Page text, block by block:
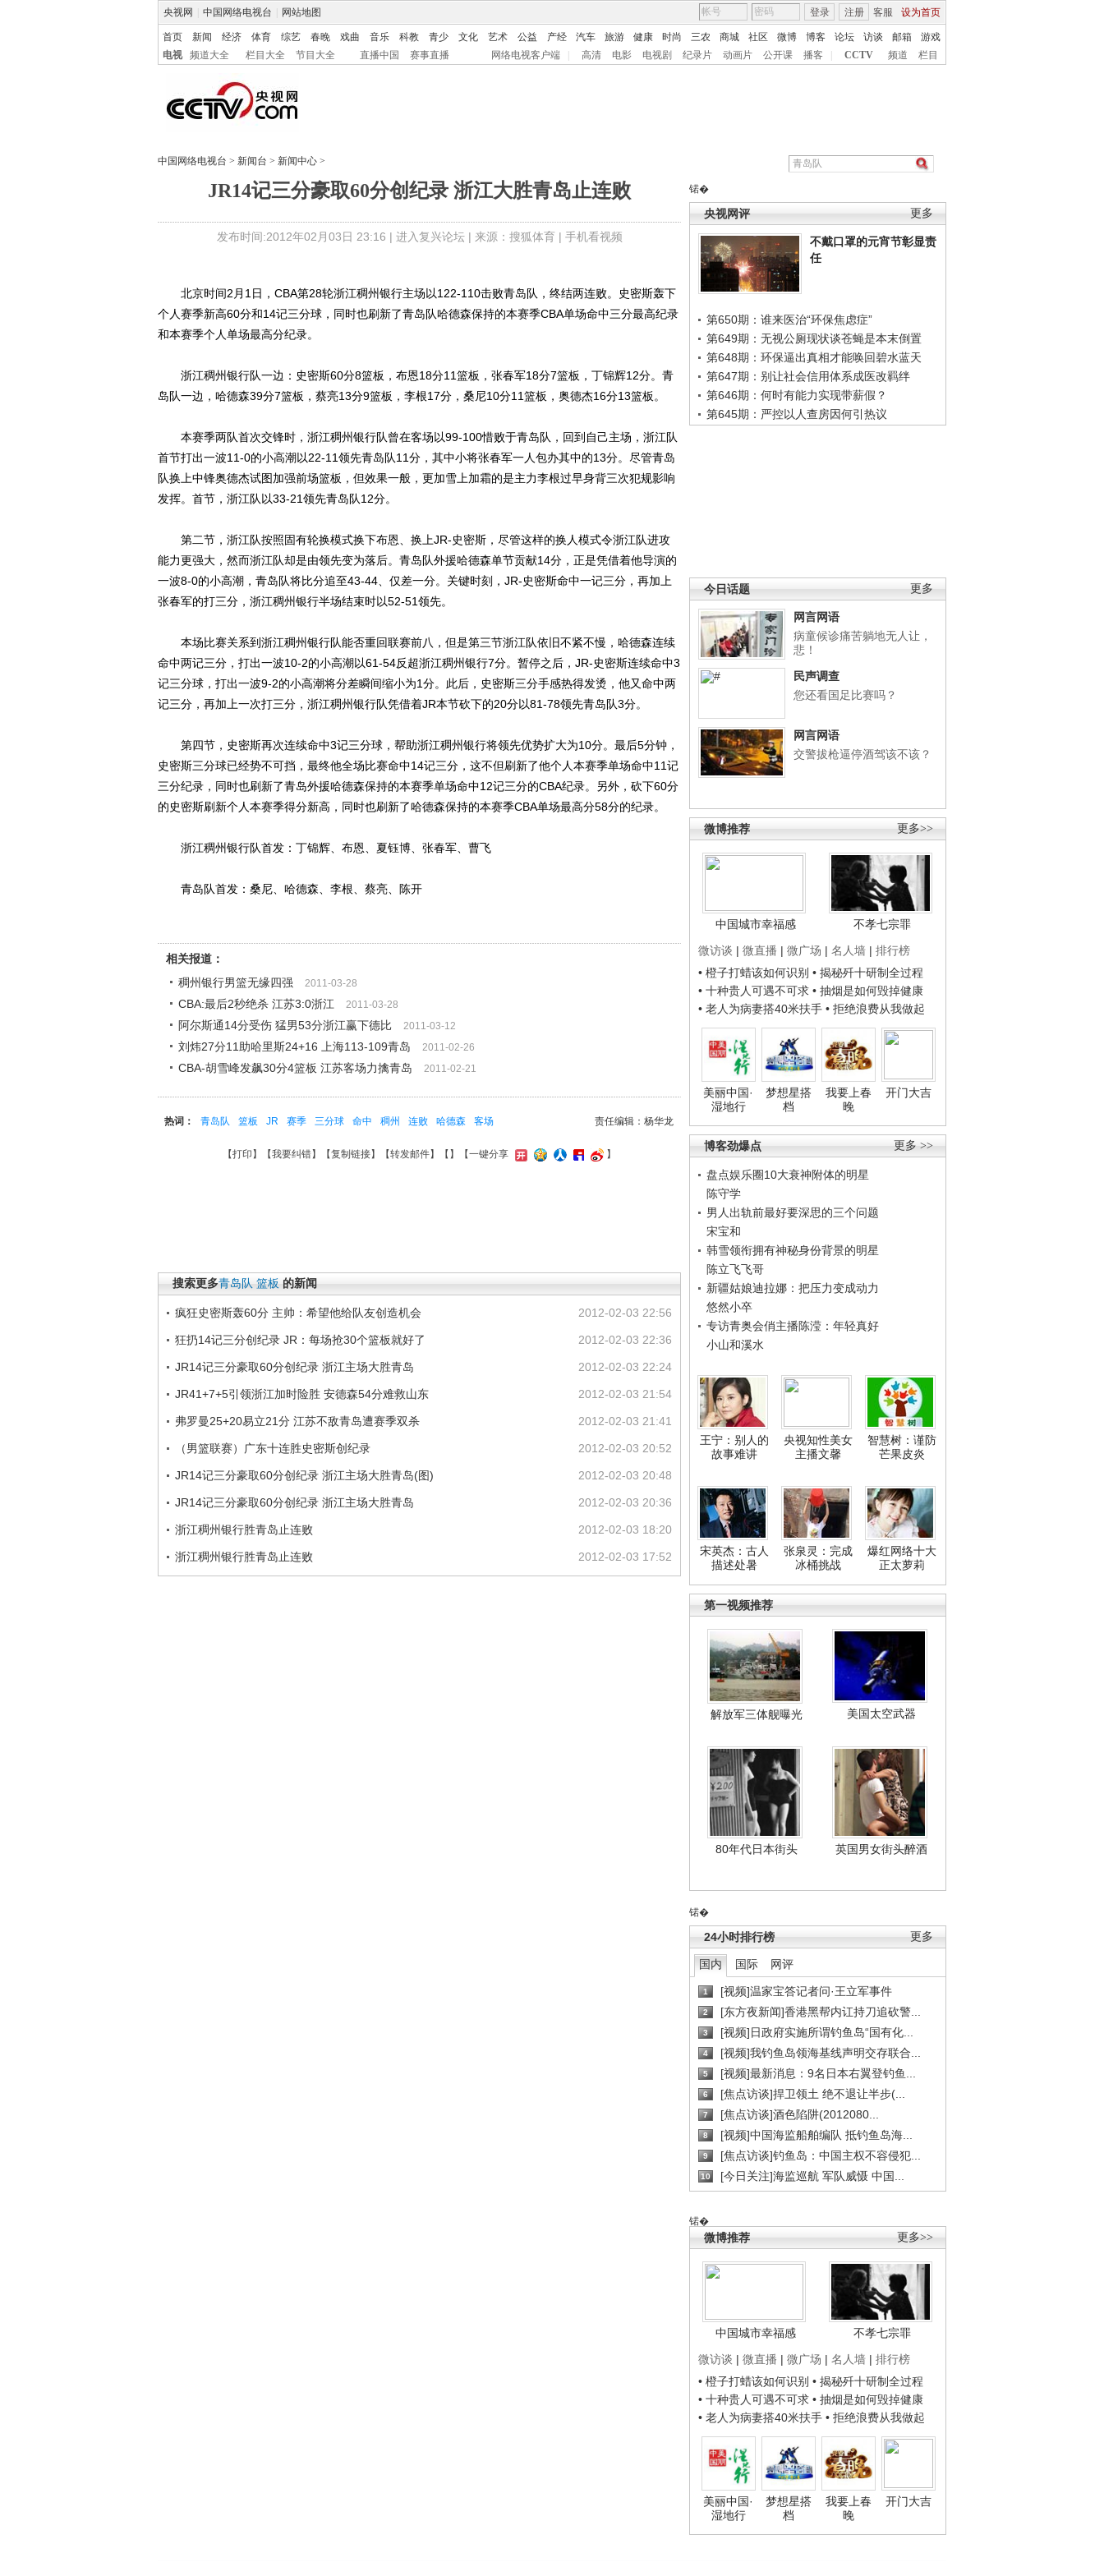
央视网 中国网络电视台 网站地图 客服 设为首页
登录 注册
首页 新闻 经济 体育 综艺 春晚 戏曲 音乐 科教 青少 文化 艺术 公益 产经 汽车 旅游 健康 时尚 三农 商城 社区 微博 博客 论坛 访谈 邮箱
游戏
电视
频道大全 栏目大全 节目大全 直播中国 赛事直播 网络电视客户端 高清 电影 电视剧 纪录片 动画片 公开课 播客 CCTV 频道 栏目
中国网络电视台 > 新闻台 > 新闻中心 >
JR14记三分豪取60分创纪录 浙江大胜青岛止连败
发布时间:2012年02月03日 23:16 | 进入复兴论坛| 来源：搜狐体育 | 手机看视频
锘�
更多
央视网评
不戴口罩的元宵节彰显责
任
第650期：谁来医治“环保焦虑症”
第649期：无视公厕现状谈苍蝇是本末倒置
第648期：环保逼出真相才能唤回碧水蓝天
第647期：别让社会信用体系成医改羁绊
第646期：何时有能力实现带薪假？
第645期：严控以人查房因何引热议
更多
今日话题
网言网语
病童候诊痛苦躺地无人让，
悲！
民声调查
您还看国足比赛吗？
网言网语
交警拔枪逼停酒驾该不该？
更多>>
微博推荐
中国城市幸福感
不孝七宗罪
微访谈 | 微直播 | 微广场 | 名人墙 | 排行榜
• 橙子打蜡该如何识别 • 揭秘歼十研制全过程
• 十种贵人可遇不可求 • 抽烟是如何毁掉健康
• 老人为病妻搭40米扶手 • 拒绝浪费从我做起
美丽中国·
湿地行
梦想星搭
档
我要上春
晚
开门大吉
更多 >>
博客劲爆点
盘点娱乐圈10大衰神附体的明星
陈守学
男人出轨前最好要深思的三个问题
宋宝和
韩雪领衔拥有神秘身份背景的明星
陈立飞飞哥
新疆姑娘迪拉娜：把压力变成动力
悠然小卒
专访青奥会俏主播陈滢：年轻真好
小山和溪水
王宁：别人的
故事难讲
央视知性美女
主播文馨
智慧树：谨防
芒果皮炎
宋英杰：古人
描述处暑
张泉灵：完成
冰桶挑战
爆红网络十大
正太萝莉
第一视频推荐
解放军三体舰曝光 美国太空武器
80年代日本街头 英国男女街头醉酒
锘�
更多
24小时排行榜
国内 国际 网评
1 [视频]温家宝答记者问·王立军事件
2 [东方夜新闻]香港黑帮内讧持刀追砍警...
3 [视频]日政府实施所谓钓鱼岛“国有化...
4 [视频]我钓鱼岛领海基线声明交存联合...
5 [视频]最新消息：9名日本右翼登钓鱼...
6 [焦点访谈]捍卫领土 绝不退让半步(...
7 [焦点访谈]酒色陷阱(2012080...
8 [视频]中国海监船舶编队 抵钓鱼岛海...
9 [焦点访谈]钓鱼岛：中国主权不容侵犯...
10 [今日关注]海监巡航 军队威慑 中国...
锘�
更多>>
微博推荐
中国城市幸福感
不孝七宗罪
微访谈 | 微直播 | 微广场 | 名人墙 | 排行榜
• 橙子打蜡该如何识别 • 揭秘歼十研制全过程
• 十种贵人可遇不可求 • 抽烟是如何毁掉健康
• 老人为病妻搭40米扶手 • 拒绝浪费从我做起
美丽中国·
湿地行
梦想星搭
档
我要上春
晚
开门大吉
北京时间2月1日，CBA第28轮浙江稠州银行主场以122-110击败青岛队，终结两连败。史密斯轰下
个人赛季新高60分和14记三分球，同时也刷新了青岛队哈德森保持的本赛季CBA单场命中三分最高纪录
和本赛季个人单场最高分纪录。
浙江稠州银行队一边：史密斯60分8篮板，布恩18分11篮板，张春军18分7篮板，丁锦辉12分。青
岛队一边，哈德森39分7篮板，蔡亮13分9篮板，李根17分，桑尼10分11篮板，奥德杰16分13篮板。
本赛季两队首次交锋时，浙江稠州银行队曾在客场以99-100惜败于青岛队，回到自己主场，浙江队
首节打出一波11-0的小高潮以22-11领先青岛队11分，其中小将张春军一人包办其中的13分。尽管青岛
队换上中锋奥德杰试图加强前场篮板，但效果一般，更加雪上加霜的是主力李根过早身背三次犯规影响
发挥。首节，浙江队以33-21领先青岛队12分。
第二节，浙江队按照固有轮换模式换下布恩、换上JR-史密斯，尽管这样的换人模式令浙江队进攻
能力更强大，然而浙江队却是由领先变为落后。青岛队外援哈德森单节贡献14分，正是凭借着他导演的
一波8-0的小高潮，青岛队将比分追至43-44、仅差一分。关键时刻，JR-史密斯命中一记三分，再加上
张春军的打三分，浙江稠州银行半场结束时以52-51领先。
本场比赛关系到浙江稠州银行队能否重回联赛前八，但是第三节浙江队依旧不紧不慢，哈德森连续
命中两记三分，打出一波10-2的小高潮以61-54反超浙江稠州银行7分。暂停之后，JR-史密斯连续命中3
记三分球，打出一波9-2的小高潮将分差瞬间缩小为1分。此后，史密斯三分手感热得发烫，他又命中两
记三分，再加上一次打三分，浙江稠州银行队凭借着JR本节砍下的20分以81-78领先青岛队3分。
第四节，史密斯再次连续命中3记三分球，帮助浙江稠州银行将领先优势扩大为10分。最后5分钟，
史密斯三分球已经势不可挡，最终他全场比赛命中14记三分，这不但刷新了他个人本赛季单场命中11记
三分纪录，同时也刷新了青岛外援哈德森保持的本赛季单场命中12记三分的CBA纪录。另外，砍下60分
的史密斯刷新个人本赛季得分新高，同时也刷新了哈德森保持的本赛季CBA单场最高分58分的纪录。
浙江稠州银行队首发：丁锦辉、布恩、夏钰博、张春军、曹飞
青岛队首发：桑尼、哈德森、李根、蔡亮、陈开
相关报道：
稠州银行男篮无缘四强
2011-03-28
CBA:最后2秒绝杀 江苏3:0浙江 2011-03-28
阿尔斯通14分受伤 猛男53分浙江赢下德比 2011-03-12
刘炜27分11助哈里斯24+16 上海113-109青岛 2011-02-26
CBA-胡雪峰发飙30分4篮板 江苏客场力擒青岛 2011-02-21
责任编辑：杨华龙
热词： 青岛队 篮板 JR 赛季 三分球 命中 稠州 连败 哈德森 客场
【打印 】【我要纠错】【复制链接】【转发邮件】【 】 【一键分享 】
搜索更多青岛队 篮板 的新闻
2012-02-03 22:56
疯狂史密斯轰60分 主帅：希望他给队友创造机会
2012-02-03 22:36
狂扔14记三分创纪录 JR：每场抢30个篮板就好了
2012-02-03 22:24
JR14记三分豪取60分创纪录 浙江主场大胜青岛
2012-02-03 21:54
JR41+7+5引领浙江加时险胜 安德森54分难救山东
2012-02-03 21:41
弗罗曼25+20易立21分 江苏不敌青岛遭赛季双杀
2012-02-03 20:52
（男篮联赛）广东十连胜史密斯创纪录
2012-02-03 20:48
JR14记三分豪取60分创纪录 浙江主场大胜青岛(图)
2012-02-03 20:36
JR14记三分豪取60分创纪录 浙江主场大胜青岛
2012-02-03 18:20
浙江稠州银行胜青岛止连败
2012-02-03 17:52
浙江稠州银行胜青岛止连败